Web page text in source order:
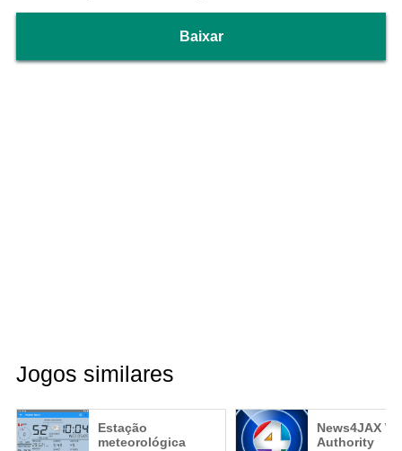
Baixar
Jogos similares
Estação
meteorológica
News4JAX
Authority